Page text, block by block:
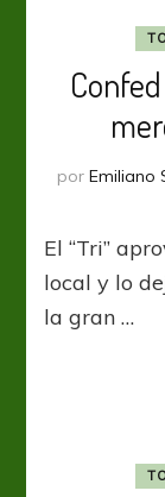
por Emiliano
El “Tri”
local y lo
la gran …